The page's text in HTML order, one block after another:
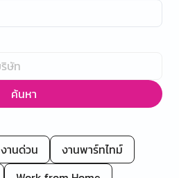
ค้นหา
งานด่วน
งานพาร์ทไทม์